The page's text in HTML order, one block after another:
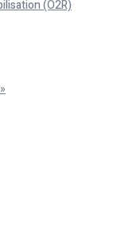
(O2R)